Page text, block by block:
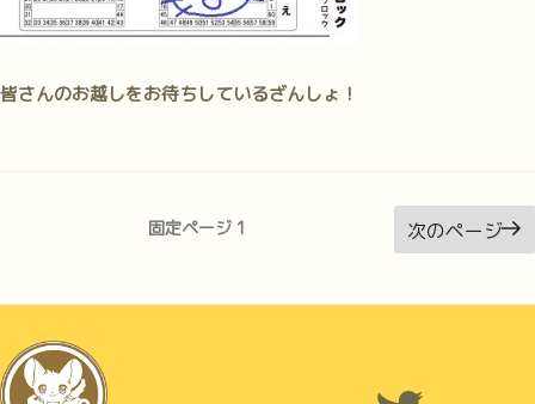
皆さんのお越しをお待ちしているざんしょ！
ー
ジ
固定ページ 1 次のページ